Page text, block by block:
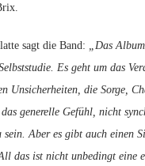
sagt die Band:
„Das
Es geht um das
Unsicherheiten, die Sorge,
generelle Gefühl, nicht
sein. Aber es gibt auch einen
das ist nicht unbedingt eine